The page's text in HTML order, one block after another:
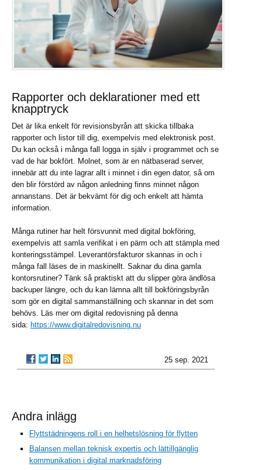
Rapporter och deklarationer med ett
knapptryck
Det är lika enkelt för revisionsbyrån att skicka tillbaka
rapporter och listor till dig, exempelvis med elektronisk post.
Du kan också i många fall logga in själv i programmet och se
vad de har bokfört. Molnet, som är en nätbaserad server,
innebär att du inte lagrar allt i minnet i din egen dator, så om
den blir förstörd av någon anledning finns minnet någon
annanstans. Det är bekvämt för dig och enkelt att hämta
information.
Många rutiner har helt försvunnit med digital bokföring,
exempelvis att samla verifikat i en pärm och att stämpla med
konteringsstämpel. Leverantörsfakturor skannas in och i
många fall läses de in maskinellt. Saknar du dina gamla
kontorsrutiner? Tänk så praktiskt att du slipper göra ändlösa
backuper längre, och du kan lämna allt till bokföringsbyrån
som gör en digital sammanställning och skannar in det som
behövs. Läs mer om digital redovisning på denna
sida: https://www.digitalredovisning.nu
25 sep. 2021
Andra inlägg
Flyttstädningens roll i en helhetslösning för flytten
Balansen mellan teknisk expertis och lättillgänglig
kommunikation i digital marknadsföring